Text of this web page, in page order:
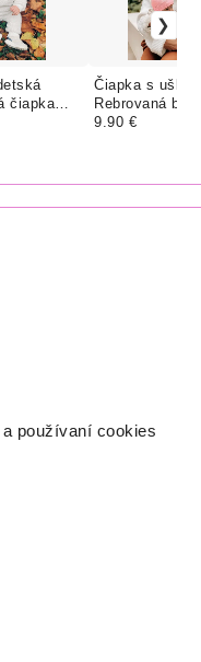
čiapka
Čiapka s
Rebrovaná
jednorstvová,
9.90 €
používaní cookies